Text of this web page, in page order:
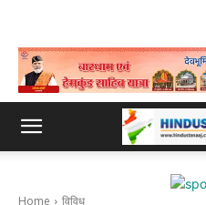
Home विविध